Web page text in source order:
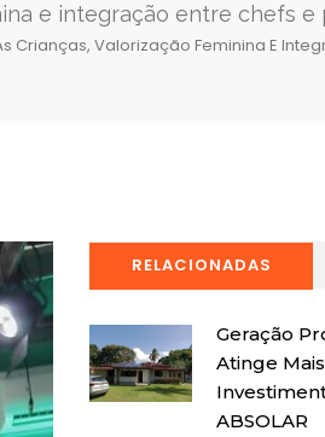
e integração entre chefs e
Valorização Feminina E
RELACIONADAS
Geração
Atinge
ABSOLAR